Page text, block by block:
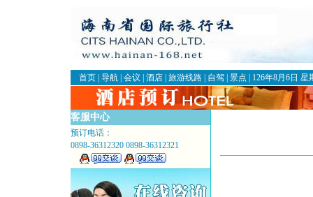
首页 导航 会议 酒店 旅游线路 自驾 景点 126年8月6日 星
客服中心
预订电话：
0898-36312320 0898-36312321